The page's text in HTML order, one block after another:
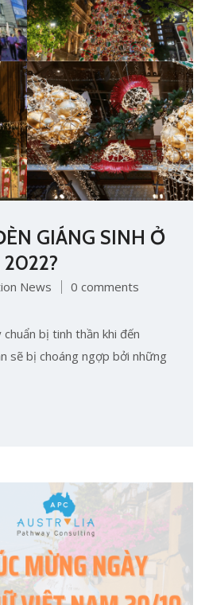
GIÁNG SINH Ở
2022?
News 0 comments
bị tinh thần khi đến
sẽ bị choáng ngợp bởi những